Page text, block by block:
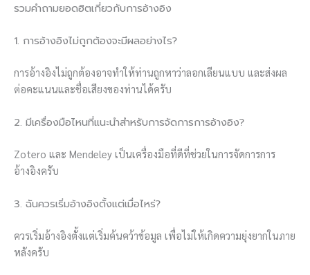
รวมคำถามยอดฮิตเกี่ยวกับการอ้างอิง
1. การอ้างอิงไม่ถูกต้องจะมีผลอย่างไร?
การอ้างอิงไม่ถูกต้องอาจทำให้ท่านถูกหาว่าลอกเลียนแบบ และส่งผล
ต่อคะแนนและชื่อเสียงของท่านได้ครับ
2. มีเครื่องมือไหนที่แนะนำสำหรับการจัดการการอ้างอิง?
Zotero และ Mendeley เป็นเครื่องมือที่ดีที่ช่วยในการจัดการการ
อ้างอิงครับ
3. ฉันควรเริ่มอ้างอิงตั้งแต่เมื่อไหร่?
ควรเริ่มอ้างอิงตั้งแต่เริ่มค้นคว้าข้อมูล เพื่อไม่ให้เกิดความยุ่งยากในภาย
หลังครับ